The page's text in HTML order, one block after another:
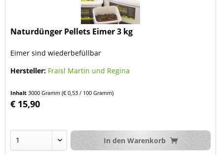
Naturdünger Pellets Eimer 3 kg
Eimer sind wiederbefüllbar
Hersteller: Fraisl Martin und Regina
Inhalt3000 Gramm(€ 0,53 / 100 Gramm)
€ 15,90
In den Warenkorb